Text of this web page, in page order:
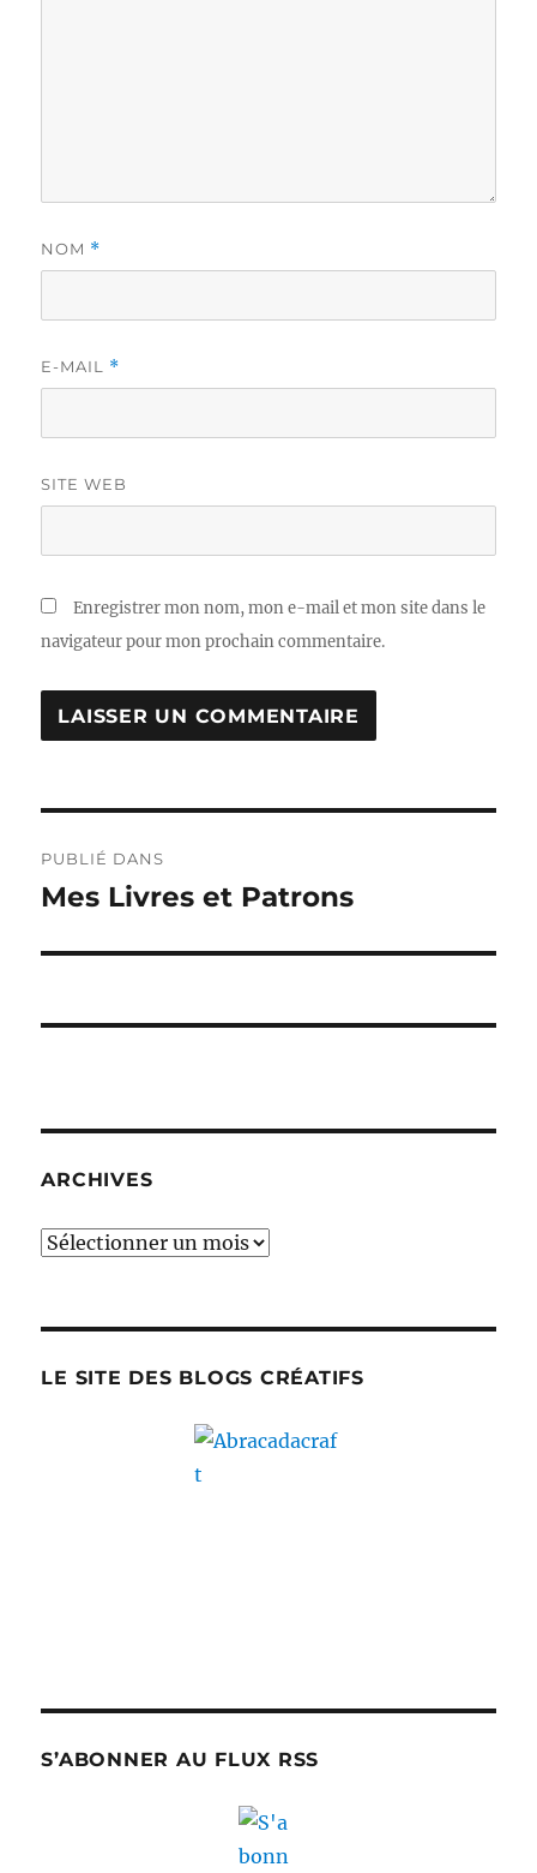
NOM *
E-MAIL *
SITE WEB
Enregistrer mon nom, mon e-mail et mon site dans le
navigateur pour mon prochain commentaire.
de
PUBLIÉ DANS
Mes Livres et Patrons
ARCHIVES
Archives
LE SITE DES BLOGS CRÉATIFS
S’ABONNER AU FLUX RSS